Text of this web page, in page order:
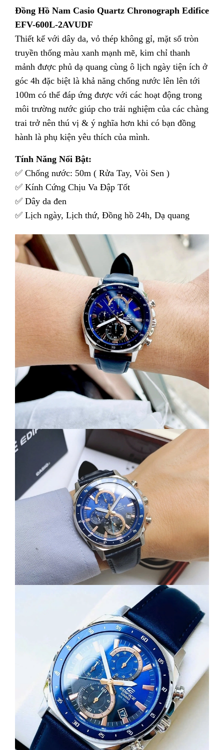
Đồng Hồ Nam Casio Quartz Chronograph Edifice
EFV-600L-2AVUDF
Thiết kế với dây da, vỏ thép không gỉ, mặt số tròn
truyền thống màu xanh mạnh mẽ, kim chỉ thanh
mảnh được phủ dạ quang cùng ô lịch ngày tiện ích ở
góc 4h đặc biệt là khả năng chống nước lên lên tới
100m có thể đáp ứng được với các hoạt động trong
môi trường nước giúp cho trải nghiệm của các chàng
trai trở nên thú vị & ý nghĩa hơn khi có bạn đồng
hành là phụ kiện yêu thích của mình.
Tính Năng Nổi Bật:
✅ Chống nước: 50m ( Rửa Tay, Vòi Sen )
✅ Kính Cứng Chịu Va Đập Tốt
✅ Dây da đen
✅ Lịch ngày, Lịch thứ, Đồng hồ 24h, Dạ quang